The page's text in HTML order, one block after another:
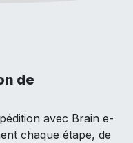
de
avec Brain e-
chaque étape, de